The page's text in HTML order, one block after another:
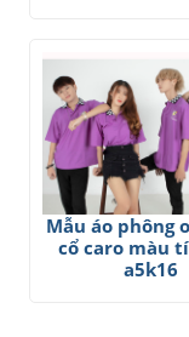
Mẫu áo phông
cổ caro màu
a5k16